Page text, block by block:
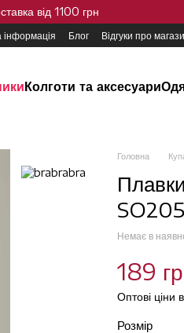
від 1100 грн
інформація Блог Відгуки про
Колготи та аксесуари
Головна
Немає в
189
Оптові ціни
Розмір